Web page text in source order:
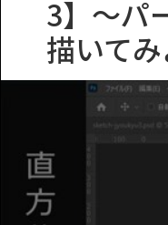
3】～パ
描いて